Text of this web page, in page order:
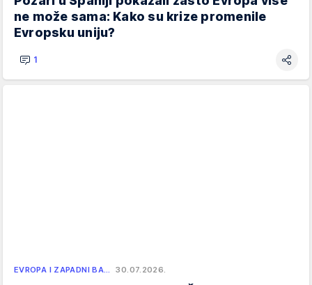
ne može sama: Kako su krize promenile
Evropsku uniju?
1
EVROPA I ZAPADNI BA… 30.07.2026.